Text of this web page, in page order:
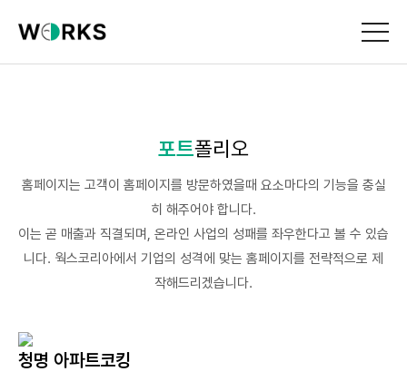
포트폴리오
홈페이지는 고객이 홈페이지를 방문하였을때 요소마다의 기능을 충실
히 해주어야 합니다.
이는 곧 매출과 직결되며, 온라인 사업의 성패를 좌우한다고 볼 수 있습
니다. 웍스코리아에서 기업의 성격에 맞는 홈페이지를 전략적으로 제
작해드리겠습니다.
청명 아파트코킹